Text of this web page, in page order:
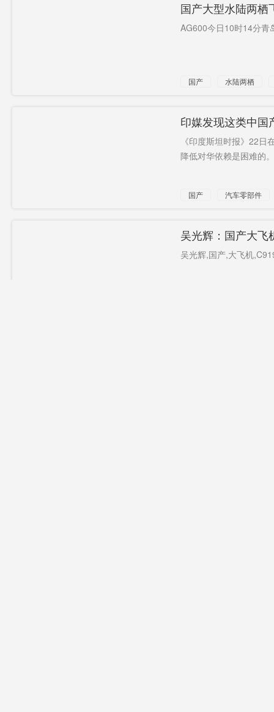
国产大型水陆两栖
AG600今日10时14分青
国产
水陆两栖
印媒发现这类中国
《印度斯坦时报》22
降低对华依赖是困难的
国产 汽车零部件
吴光辉：国产大飞
吴光辉,国产,大飞机